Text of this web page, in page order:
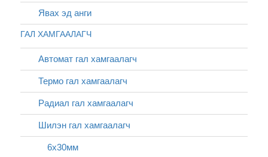
Явах эд анги
ГАЛ ХАМГААЛАГЧ
Автомат гал хамгаалагч
Термо гал хамгаалагч
Радиал гал хамгаалагч
Шилэн гал хамгаалагч
6х30мм